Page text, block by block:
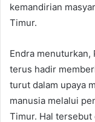
kemandirian
Timur.
Endra
terus hadir
turut dalam upaya
manusia melalui
Timur. Hal tersebut